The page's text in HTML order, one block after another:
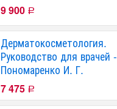
9 900 Р
Дерматокосметология.
Руководство для врачей -
Пономаренко И. Г.
7 475 Р